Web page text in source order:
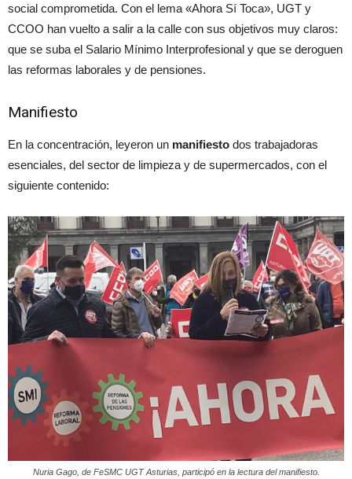
social comprometida. Con el lema «Ahora Sí Toca», UGT y
CCOO han vuelto a salir a la calle con sus objetivos muy claros:
que se suba el Salario Mínimo Interprofesional y que se deroguen
las reformas laborales y de pensiones.
Manifiesto
En la concentración, leyeron un manifiesto dos trabajadoras
esenciales, del sector de limpieza y de supermercados, con el
siguiente contenido:
Nuria Gago, de FeSMC UGT Asturias, participó en la lectura del manifiesto.